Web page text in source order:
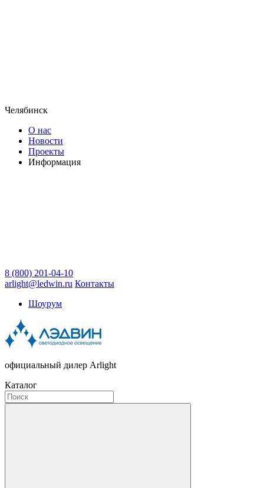
Челябинск
О нас
Новости
Проекты
Информация
8 (800) 201-04-10
arlight@ledwin.ru Контакты
Шоурум
официальный дилер Arlight
Каталог